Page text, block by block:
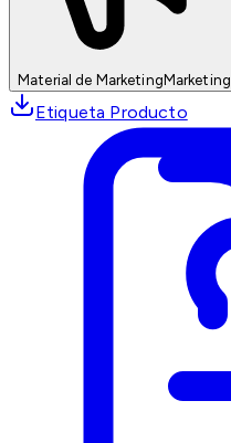
Material de MarketingMarketing
Etiqueta Producto